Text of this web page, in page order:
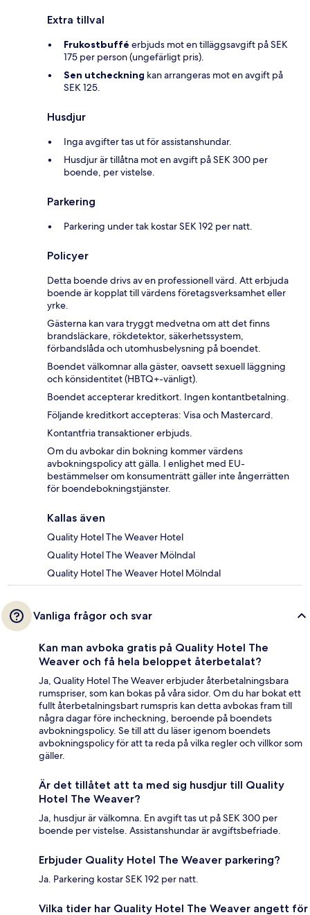
Extra tillval
Frukostbuffé erbjuds mot en tilläggsavgift på SEK
175 per person (ungefärligt pris).
Sen utcheckning kan arrangeras mot en avgift på
SEK 125.
Husdjur
Inga avgifter tas ut för assistanshundar.
Husdjur är tillåtna mot en avgift på SEK 300 per
boende, per vistelse.
Parkering
Parkering under tak kostar SEK 192 per natt.
Policyer
Detta boende drivs av en professionell värd. Att erbjuda
boende är kopplat till värdens företagsverksamhet eller
yrke.
Gästerna kan vara tryggt medvetna om att det finns
brandsläckare, rökdetektor, säkerhetssystem,
förbandslåda och utomhusbelysning på boendet.
Boendet välkomnar alla gäster, oavsett sexuell läggning
och könsidentitet (HBTQ+-vänligt).
Boendet accepterar kreditkort. Ingen kontantbetalning.
Följande kreditkort accepteras: Visa och Mastercard.
Kontantfria transaktioner erbjuds.
Om du avbokar din bokning kommer värdens
avbokningspolicy att gälla. I enlighet med EU-
bestämmelser om konsumenträtt gäller inte ångerrätten
för boendebokningstjänster.
Kallas även
Quality Hotel The Weaver Hotel
Quality Hotel The Weaver Mölndal
Quality Hotel The Weaver Hotel Mölndal
Vanliga frågor och svar
Kan man avboka gratis på Quality Hotel The
Weaver och få hela beloppet återbetalat?
Ja, Quality Hotel The Weaver erbjuder återbetalningsbara
rumspriser, som kan bokas på våra sidor. Om du har bokat ett
fullt återbetalningsbart rumspris kan detta avbokas fram till
några dagar före incheckning, beroende på boendets
avbokningspolicy. Se till att du läser igenom boendets
avbokningspolicy för att ta reda på vilka regler och villkor som
gäller.
Är det tillåtet att ta med sig husdjur till Quality
Hotel The Weaver?
Ja, husdjur är välkomna. En avgift tas ut på SEK 300 per
boende per vistelse. Assistanshundar är avgiftsbefriade.
Erbjuder Quality Hotel The Weaver parkering?
Ja. Parkering kostar SEK 192 per natt.
Vilka tider har Quality Hotel The Weaver angett för